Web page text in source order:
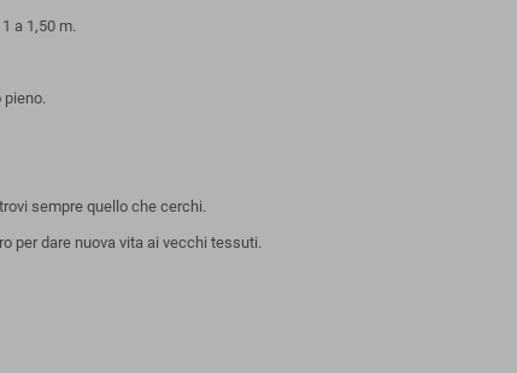
a 1,50 m.
pieno.
sempre quello che cerchi.
per dare nuova vita ai vecchi tessuti.